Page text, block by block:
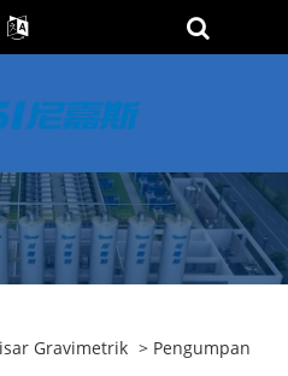
Gravimetrik > Pengumpan